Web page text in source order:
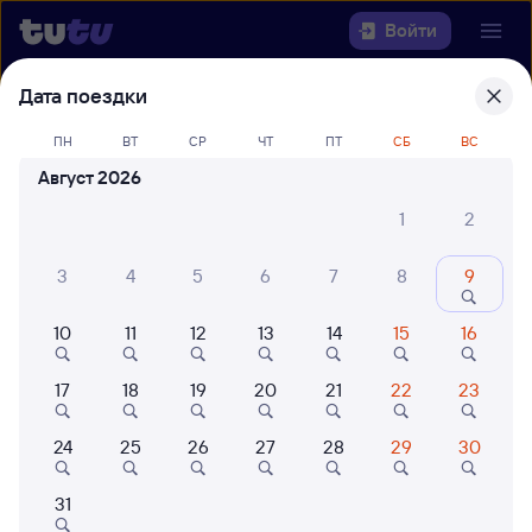
Войти
Выберите день, чтобы найти
билеты Рязань-2 — Сухум
Откуда
Кто едет
Найти поезда
Дата поездки
ПН ВТ СР ЧТ ПТ СБ ВС
Август 2026
1
2
3 4 5 6 7 8 9
10 11 12 13 14 15 16
17 18 19 20 21 22 23
24 25 26 27 28 29 30
31